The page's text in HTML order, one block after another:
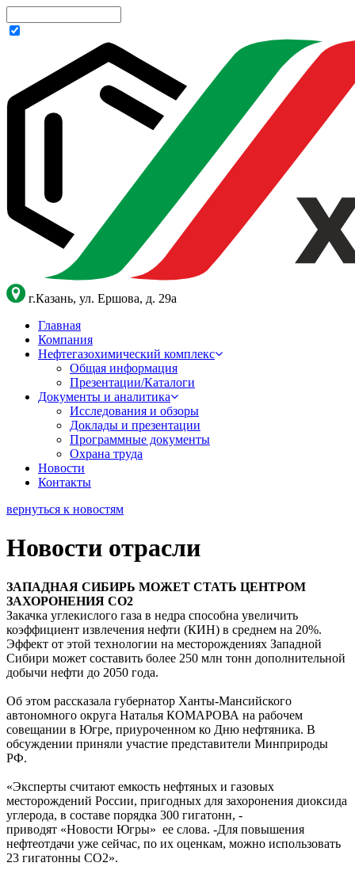
г.Казань, ул. Ершова, д. 29а
Главная
Компания
Нефтегазохимический комплекс
Общая информация
Презентации/Каталоги
Документы и аналитика
Исследования и обзоры
Доклады и презентации
Программные документы
Охрана труда
Новости
Контакты
вернуться к новостям
Новости отрасли
ЗАПАДНАЯ СИБИРЬ МОЖЕТ СТАТЬ ЦЕНТРОМ
ЗАХОРОНЕНИЯ СО2
Закачка углекислого газа в недра способна увеличить
коэффициент извлечения нефти (КИН) в среднем на 20%.
Эффект от этой технологии на месторождениях Западной
Сибири может составить более 250 млн тонн дополнительной
добычи нефти до 2050 года.
Об этом рассказала губернатор Ханты-Мансийского
автономного округа Наталья КОМАРОВА на рабочем
совещании в Югре, приуроченном ко Дню нефтяника. В
обсуждении приняли участие представители Минприроды
РФ.
«Эксперты считают емкость нефтяных и газовых
месторождений России, пригодных для захоронения диоксида
углерода, в составе порядка 300 гигатонн, -
приводят «Новости Югры» ее слова. -Для повышения
нефтеотдачи уже сейчас, по их оценкам, можно использовать
23 гигатонны СО2».